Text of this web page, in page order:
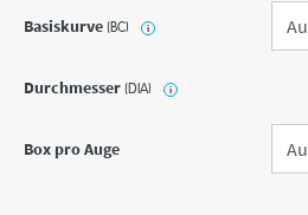
Basiskurve(BC) i
Durchmesser(DIA) i
Box pro Auge